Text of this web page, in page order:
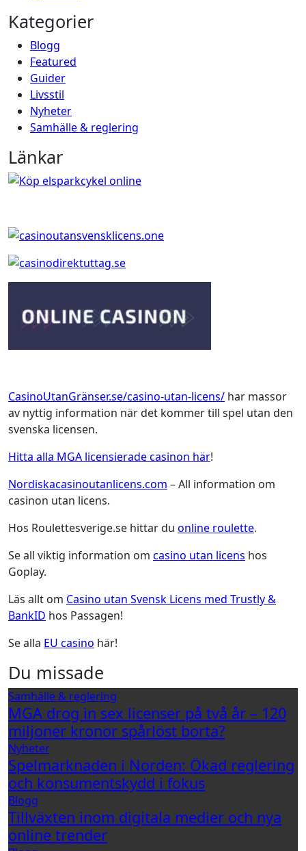
Kategorier
Blogg
Featured
Guider
Livsstil
Nyheter
Samhälle & reglering
Länkar
CasinoUtanGränser.se/casino-utan-licens/ har massor
av nyttig information när det kommer till spel utan den
svenska licensen.
Hitta alla MGA licensierade casinon här!
Nordiskacasinoutanlicens.com – All information om
casinon utan licens.
Hos Roulettesverige.se hittar du online roulette.
Se all viktig information om casino utan licens hos
Goplay.
Läs allt om Casino utan Svensk Licens med Trustly &
BankID hos Passagen!
Se alla EU casino här!
Du missade
Samhälle & reglering
MGA drog in sex licenser på två år – 120
miljoner kronor spårlöst borta?
Nyheter
Spelmarknaden i Norden: Ökad reglering
och konsumentskydd i fokus
Blogg
Tillväxten inom digitala medier och nya
online trender